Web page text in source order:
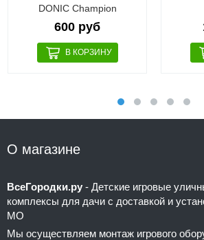
DONIC Champion
600 руб
О магазине
ВсеГородки.ру - Детские игровые
комплексы для дачи с доставкой и
МО
Мы осуществляем монтаж игрового